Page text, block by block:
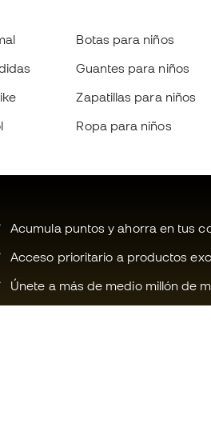
Botas para niños
Guantes para niños
Zapatillas para niños
Ropa para niños
Acumula puntos y ahorra en tus
Acceso prioritario a productos
Únete a más de medio millón de